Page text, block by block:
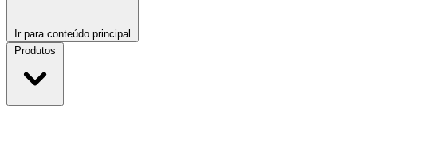
Ir para conteúdo principal
Produtos